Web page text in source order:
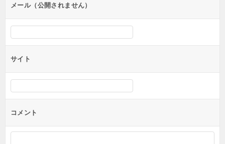
ンメール（公開されません）
サイト
コメント